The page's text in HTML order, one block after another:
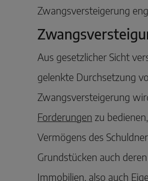
Zwangsversteigerung
Aus gesetzlicher Sicht
gelenkte Durchsetzung
Zwangsversteigerung
Forderungen zu
Vermögens des
Grundstücken auch
Immobilien, also auch